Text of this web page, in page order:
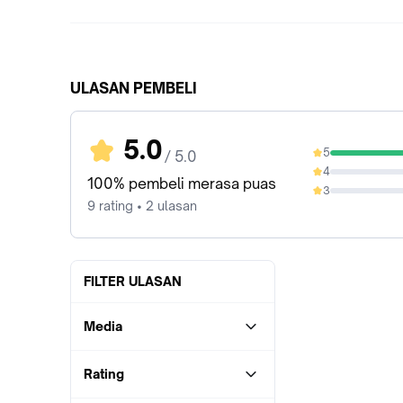
ULASAN PEMBELI
5.0 / 5.0
100% pembeli merasa puas
9 rating • 2 ulasan
5
100%
4
0%
3
0%
FILTER ULASAN
Media
Rating